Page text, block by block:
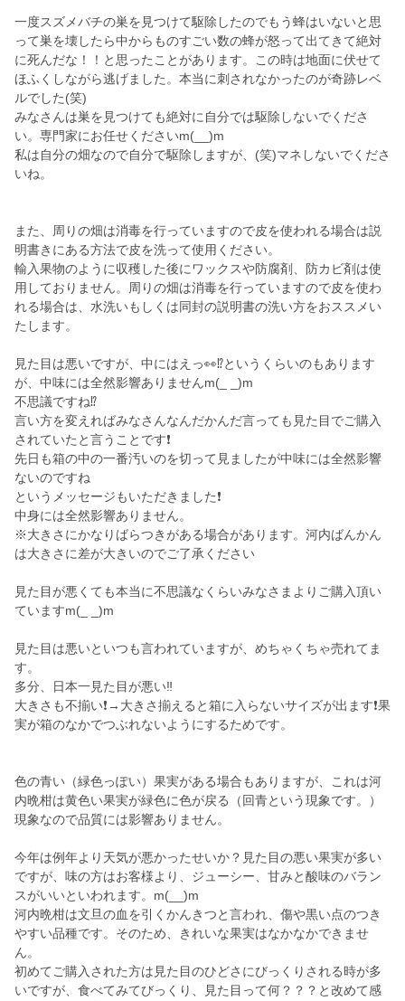
一度スズメバチの巣を見つけて駆除したのでもう蜂はいないと思
って巣を壊したら中からものすごい数の蜂が怒って出てきて絶対
に死んだな！！と思ったことがあります。この時は地面に伏せて
ほふくしながら逃げました。本当に刺されなかったのが奇跡レベ
ルでした(笑)
みなさんは巣を見つけても絶対に自分では駆除しないでくださ
い。専門家にお任せくださいm(__)m
私は自分の畑なので自分で駆除しますが、(笑)マネしないでくださ
いね。
また、周りの畑は消毒を行っていますので皮を使われる場合は説
明書きにある方法で皮を洗って使用ください。
輸入果物のように収穫した後にワックスや防腐剤、防カビ剤は使
用しておりません。周りの畑は消毒を行っていますので皮を使わ
れる場合は、水洗いもしくは同封の説明書の洗い方をおススメい
たします。
見た目は悪いですが、中にはえっ👀⁉️というくらいのもあります
が、中味には全然影響ありませんm(_ _)m
不思議ですね⁉️
言い方を変えればみなさんなんだかんだ言っても見た目でご購入
されていたと言うことです❗
先日も箱の中の一番汚いのを切って見ましたが中味には全然影響
ないのですね
というメッセージもいただきました❗
中身には全然影響ありません。
※大きさにかなりばらつきがある場合があります。河内ばんかん
は大きさに差が大きいのでご了承ください
見た目が悪くても本当に不思議なくらいみなさまよりご購入頂い
ていますm(_ _)m
見た目は悪いといつも言われていますが、めちゃくちゃ売れてま
す。
多分、日本一見た目が悪い‼️
大きさも不揃い❗→大きさ揃えると箱に入らないサイズが出ます❗果
実が箱のなかでつぶれないようにするためです。
色の青い（緑色っぽい）果実がある場合もありますが、これは河
内晩柑は黄色い果実が緑色に色が戻る（回青という現象です。）
現象なので品質には影響ありません。
今年は例年より天気が悪かったせいか？見た目の悪い果実が多い
ですが、味の方はお客様より、ジューシー、甘みと酸味のバラン
スがいいといわれます。m(__)m
河内晩柑は文旦の血を引くかんきつと言われ、傷や黒い点のつき
やすい品種です。そのため、きれいな果実はなかなかできませ
ん。
初めてご購入された方は見た目のひどさにびっくりされる時が多
いですが、食べてみてびっくり、見た目って何？？？と改めて感